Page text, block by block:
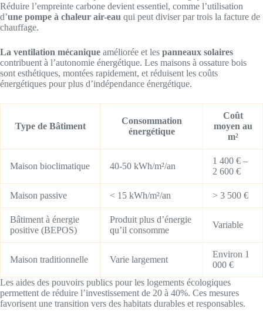
Réduire l’empreinte carbone devient essentiel, comme l’utilisation
d’une pompe à chaleur air-eau qui peut diviser par trois la facture de
chauffage.
La ventilation mécanique améliorée et les panneaux solaires
contribuent à l’autonomie énergétique. Les maisons à ossature bois
sont esthétiques, montées rapidement, et réduisent les coûts
énergétiques pour plus d’indépendance énergétique.
Type de Bâtiment
Consommation
énergétique
Coût
moyen au
m²
Maison bioclimatique 40-50 kWh/m²/an
1 400 € –
2 600 €
Maison passive < 15 kWh/m²/an > 3 500 €
Bâtiment à énergie
positive (BEPOS)
Produit plus d’énergie
qu’il consomme
Variable
Maison traditionnelle Varie largement
Environ 1
000 €
Les aides des pouvoirs publics pour les logements écologiques
permettent de réduire l’investissement de 20 à 40%. Ces mesures
favorisent une transition vers des habitats durables et responsables.